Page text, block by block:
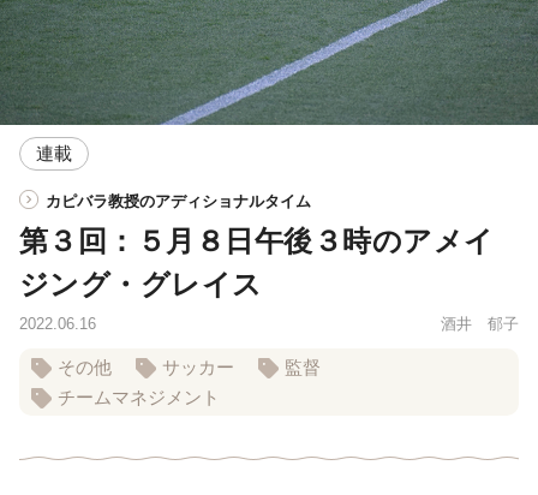
連載
カピバラ教授のアディショナルタイム
第３回：５月８日午後３時のアメイ
ジング・グレイス
2022.06.16 酒井 郁子
その他 サッカー
監督
チームマネジメント